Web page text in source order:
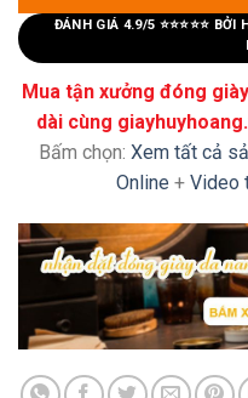
ĐÁNH GIÁ 4.9/5 ⭐⭐⭐⭐⭐
Mua tận xưởng đóng
dài cùng
Bấm chọn: Xem tất cả
Online + Video